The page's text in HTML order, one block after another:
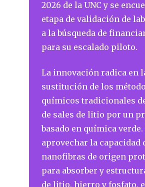
2026 de la UNC y se
etapa de validación de
a la búsqueda de
para su escalado piloto.
La innovación radica en
sustitución de los
químicos tradicionales
de sales de litio por un
basado en química verde.
aprovechar la capacidad
nanofibras de origen
para absorber y
de litio, hierro y fosfato,